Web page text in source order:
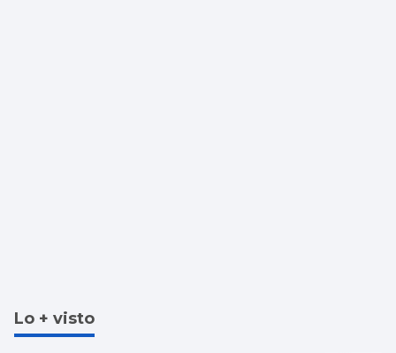
Lo + visto